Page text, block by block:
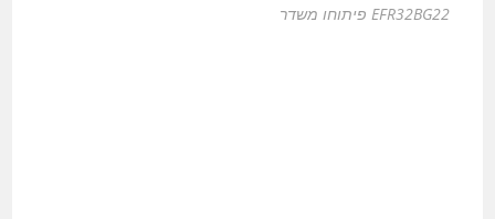
EFR32BG22 פיתוחו משדר